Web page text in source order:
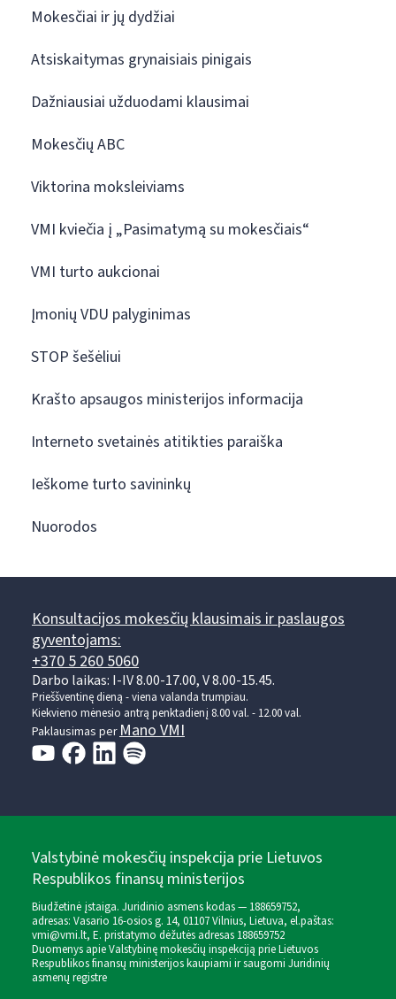
Mokesčiai ir jų dydžiai
Atsiskaitymas grynaisiais pinigais
Dažniausiai užduodami klausimai
Mokesčių ABC
Viktorina moksleiviams
VMI kviečia į „Pasimatymą su mokesčiais“
VMI turto aukcionai
Įmonių VDU palyginimas
STOP šešėliui
Krašto apsaugos ministerijos informacija
Interneto svetainės atitikties paraiška
Ieškome turto savininkų
Nuorodos
Konsultacijos mokesčių klausimais ir paslaugos
gyventojams:
+370 5 260 5060
Darbo laikas: I-IV 8.00-17.00, V 8.00-15.45.
Prieššventinę dieną - viena valanda trumpiau.
Kiekvieno mėnesio antrą penktadienį 8.00 val. - 12.00 val.
Paklausimas perMano VMI
Valstybinė mokesčių inspekcija prie Lietuvos
Respublikos finansų ministerijos
Biudžetinė įstaiga. Juridinio asmens kodas — 188659752,
adresas: Vasario 16-osios g. 14, 01107 Vilnius, Lietuva, el.paštas:
vmi@vmi.lt, E. pristatymo dėžutės adresas 188659752
Duomenys apie Valstybinę mokesčių inspekciją prie Lietuvos
Respublikos finansų ministerijos kaupiami ir saugomi Juridinių
asmenų registre